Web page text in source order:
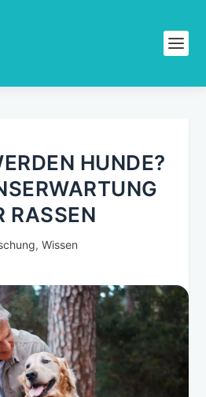
HUNDE?
RASSEN
, Wissen